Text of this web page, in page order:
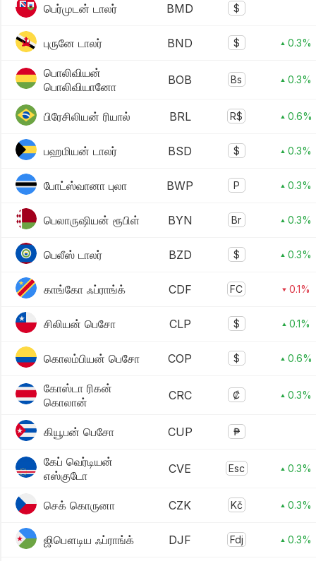
பெர்முடன் டாலர் BMD $
புருனே டாலர் BND $ ▴ 0.3%
பொலிவியன்
பொலிவியானோ
BOB Bs ▴ 0.3%
பிரேசிலியன் ரியால் BRL R$ ▴ 0.6%
பஹமியன் டாலர் BSD $ ▴ 0.3%
போட்ஸ்வானா புலா BWP P ▴ 0.3%
பெலாருஷியன் ரூபிள் BYN Br ▴ 0.3%
பெலீஸ் டாலர் BZD $ ▴ 0.3%
காங்கோ ஃப்ராங்க் CDF FC ▾ 0.1%
சிலியன் பெசோ CLP $ ▴ 0.1%
கொலம்பியன் பெசோ COP $ ▴ 0.6%
கோஸ்டா ரிகன்
கொலான்
CRC ₡ ▴ 0.3%
கியூபன் பெசோ CUP ₱
கேப் வெர்டியன்
எஸ்குடோ
CVE Esc ▴ 0.3%
செக் கொருனா CZK Kč ▴ 0.3%
ஜிபௌடிய ஃப்ராங்க் DJF Fdj ▴ 0.3%